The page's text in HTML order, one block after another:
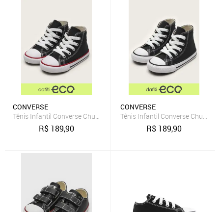
CONVERSE
Tênis Infantil Converse Chuck Taylor All Star Preto
R$ 189,90
CONVERSE
Tênis Infantil Converse Chuck
R$ 189,90